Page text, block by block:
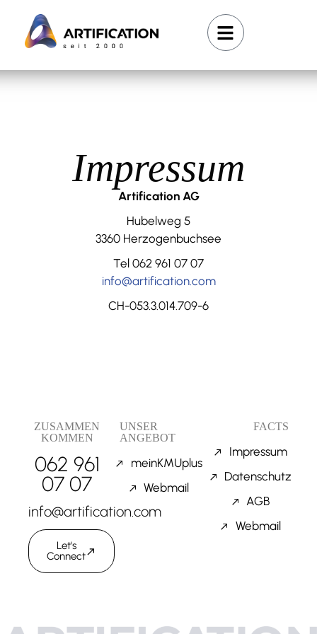
Impressum
Artification AG
Hubelweg 5
3360 Herzogenbuchsee
Tel 062 961 07 07
info@artification.com
CH-053.3.014.709-6
UNSER
ANGEBOT
meinKMUplus
Webmail
ZUSAMMEN
KOMMEN
062 961
07 07
info@artification.com
Let's
Connect
FACTS
Impressum
Datenschutz
AGB
Webmail